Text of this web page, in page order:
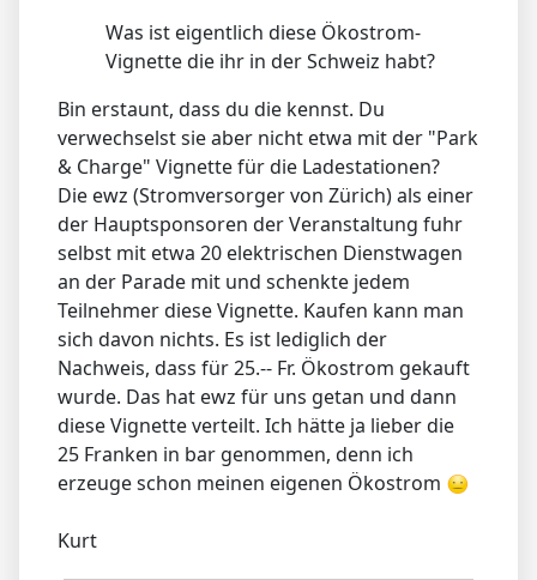
Was ist eigentlich diese Ökostrom-
Vignette die ihr in der Schweiz habt?
Bin erstaunt, dass du die kennst. Du
verwechselst sie aber nicht etwa mit der "Park
& Charge" Vignette für die Ladestationen?
Die ewz (Stromversorger von Zürich) als einer
der Hauptsponsoren der Veranstaltung fuhr
selbst mit etwa 20 elektrischen Dienstwagen
an der Parade mit und schenkte jedem
Teilnehmer diese Vignette. Kaufen kann man
sich davon nichts. Es ist lediglich der
Nachweis, dass für 25.-- Fr. Ökostrom gekauft
wurde. Das hat ewz für uns getan und dann
diese Vignette verteilt. Ich hätte ja lieber die
25 Franken in bar genommen, denn ich
erzeuge schon meinen eigenen Ökostrom
Kurt